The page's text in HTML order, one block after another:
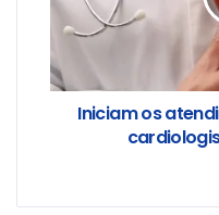
Iniciam os